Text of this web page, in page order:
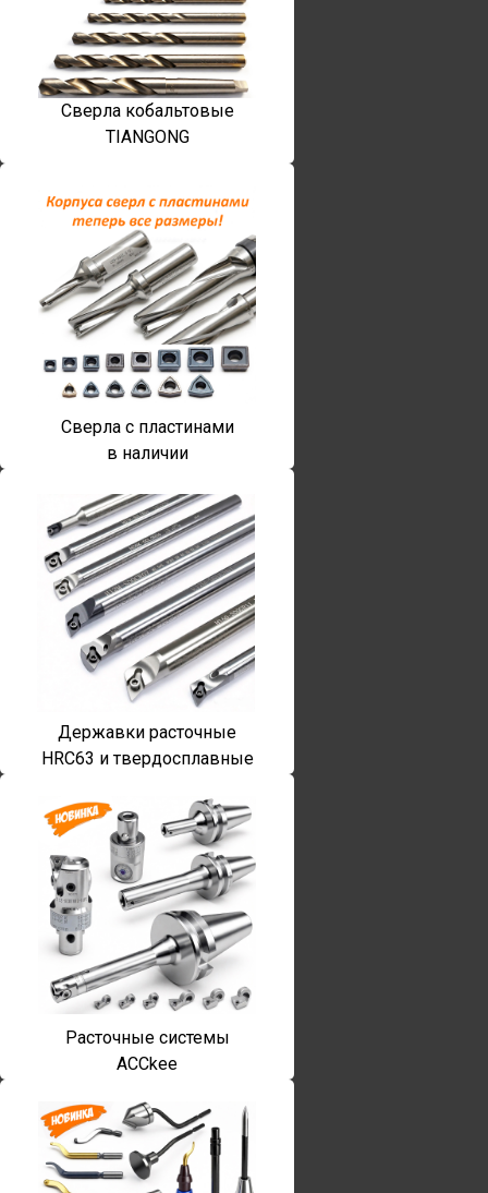
Сверла кобальтовые
TIANGONG
Сверла с пластинами
в наличии
Державки расточные
HRC63 и твердосплавные
Расточные системы
ACCkee